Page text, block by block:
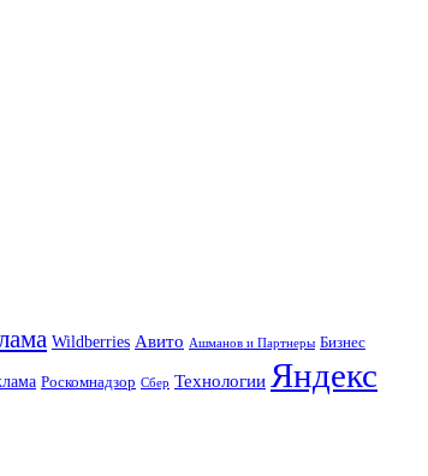
Wildberries Авито Ашманов и Партнеры Бизнес
Роскомнадзор Сбер Технологии Яндекс